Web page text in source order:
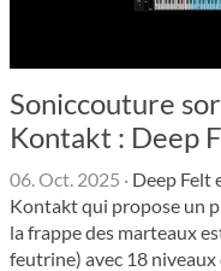
Soniccouture
Kontakt : Deep
06. Oct. 2025 · Deep Felt
Kontakt qui propose un
la frappe des marteaux
feutrine) avec 18 niveaux